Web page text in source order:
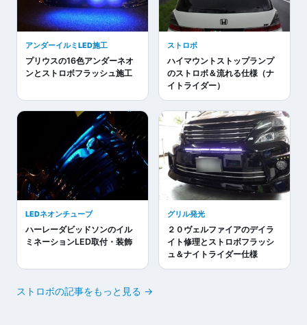
アンダーイルミLED施工
プリウスの16色アンダーネオ
ンとストロボフラッシュ施工
ストロボ
ハイマウントストップランプ
のストロボ＆流れる仕様（ナ
イトライダー）
LEDネオンチューブ
ハーレーダビッドソンのイル
ミネーションLED取付・装飾
グリル発光
２０ヴェルファイアのデイラ
イト修理とストロボフラッシ
ュ＆ナイトライダー仕様
ストロボの記事をもっと見る →